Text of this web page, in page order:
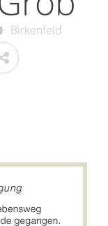
Birkenfeld